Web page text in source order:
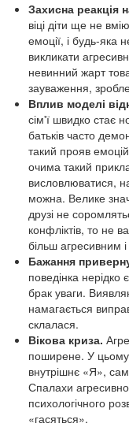
Захисна реакція
віці діти ще не
емоції, і будь-
викликати
невинний жарт
зауваження,
Вплив моделі
сім'ї швидко стає
батьків часто
такий прояв
очима такий
висловлюватися,
можна. Велике
друзі не
конфліктів, то не
більш агресивним
Бажання
поведінка нерідко
брак уваги.
намагається
склалася.
Вікова криза.
поширене. У цьому
внутрішнє «Я»,
Спалахи
психологічного
«гасяться».